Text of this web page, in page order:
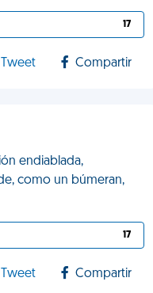
17
Tweet Compartir
endiablada,
como un búmeran,
17
Tweet Compartir